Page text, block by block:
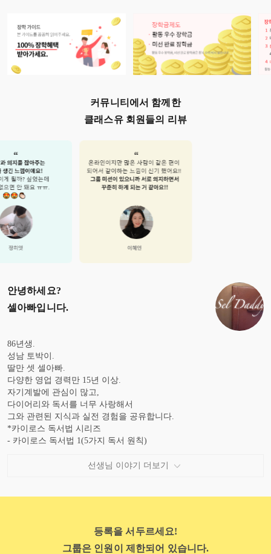
커뮤니티에서 함께한
클래스유 회원들의 리뷰
안녕하세요?
셀아빠입니다.
86년생.
성남 토박이.
딸만 셋 셀아빠.
다양한 영업 경력만 15년 이상.
자기계발에 관심이 많고,
다이어리와 독서를 너무 사랑해서
그와 관련된 지식과 실전 경험을 공유합니다.
*카이로스 독서법 시리즈
- 카이로스 독서법 1(5가지 독서 원칙)
- 카이로스 독서법 3(카이로스 독서법 브릿지)
- 모멘티스트47
선생님 이야기 더보기
등록을 서두르세요!
그룹은 인원이 제한되어 있습니다.